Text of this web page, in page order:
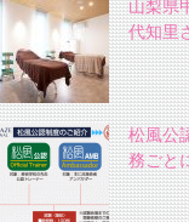
山梨県
代知里
松風公
務ごと